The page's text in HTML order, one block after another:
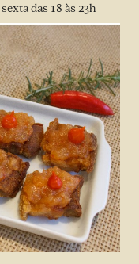
das 18 às 23h